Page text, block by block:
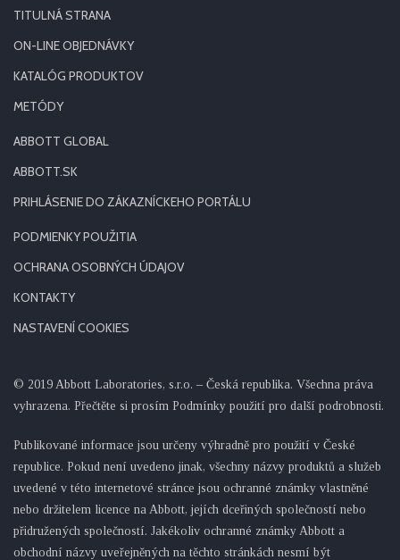
TITULNÁ STRANA
ON-LINE OBJEDNÁVKY
KATALÓG PRODUKTOV
METÓDY
ABBOTT GLOBAL
ABBOTT.SK
PRIHLÁSENIE DO ZÁKAZNÍCKEHO PORTÁLU
PODMIENKY POUŽITIA
OCHRANA OSOBNÝCH ÚDAJOV
KONTAKTY
NASTAVENÍ COOKIES
© 2019 Abbott Laboratories, s.r.o. – Česká republika. Všechna práva
vyhrazena. Přečtěte si prosím Podmínky použití pro další podrobnosti.
Publikované informace jsou určeny výhradně pro použití v České
republice. Pokud není uvedeno jinak, všechny názvy produktů a služeb
uvedené v této internetové stránce jsou ochranné známky vlastněné
nebo držitelem licence na Abbott, jejích dceřiných společností nebo
přidružených společností. Jakékoliv ochranné známky Abbott a
obchodní názvy uveřejněných na těchto stránkách nesmí být